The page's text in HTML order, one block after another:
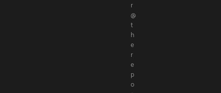
r
@
t
h
e
r
e
p
o